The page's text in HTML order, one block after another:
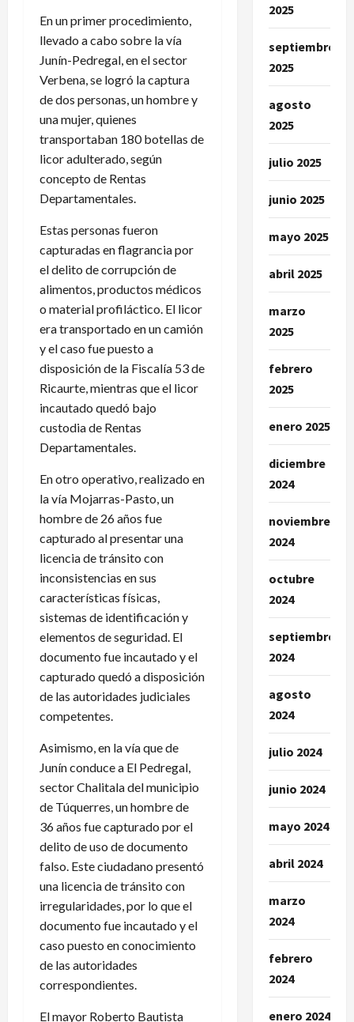
En un primer procedimiento,
llevado a cabo sobre la vía
Junín-Pedregal, en el sector
Verbena, se logró la captura
de dos personas, un hombre y
una mujer, quienes
transportaban 180 botellas de
licor adulterado, según
concepto de Rentas
Departamentales.
Estas personas fueron
capturadas en flagrancia por
el delito de corrupción de
alimentos, productos médicos
o material profiláctico. El licor
era transportado en un camión
y el caso fue puesto a
disposición de la Fiscalía 53 de
Ricaurte, mientras que el licor
incautado quedó bajo
custodia de Rentas
Departamentales.
En otro operativo, realizado en
la vía Mojarras-Pasto, un
hombre de 26 años fue
capturado al presentar una
licencia de tránsito con
inconsistencias en sus
características físicas,
sistemas de identificación y
elementos de seguridad. El
documento fue incautado y el
capturado quedó a disposición
de las autoridades judiciales
competentes.
Asimismo, en la vía que de
Junín conduce a El Pedregal,
sector Chalitala del municipio
de Túquerres, un hombre de
36 años fue capturado por el
delito de uso de documento
falso. Este ciudadano presentó
una licencia de tránsito con
irregularidades, por lo que el
documento fue incautado y el
caso puesto en conocimiento
de las autoridades
correspondientes.
El mayor Roberto Bautista
2025
septiembre
2025
agosto
2025
julio 2025
junio 2025
mayo 2025
abril 2025
marzo
2025
febrero
2025
enero 2025
diciembre
2024
noviembre
2024
octubre
2024
septiembre
2024
agosto
2024
julio 2024
junio 2024
mayo 2024
abril 2024
marzo
2024
febrero
2024
enero 2024